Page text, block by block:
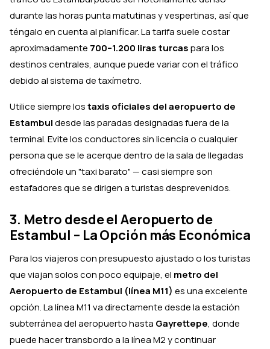
durante las horas punta matutinas y vespertinas, así que
téngalo en cuenta al planificar. La tarifa suele costar
aproximadamente 700–1.200 liras turcaspara los
destinos centrales, aunque puede variar con el tráfico
debido al sistema de taxímetro.
Utilice siempre lostaxis oficiales del aeropuerto de
Estambuldesde las paradas designadas fuera de la
terminal. Evite los conductores sin licencia o cualquier
persona que se le acerque dentro de la sala de llegadas
ofreciéndole un "taxi barato" — casi siempre son
estafadores que se dirigen a turistas desprevenidos.
3. Metro desde el Aeropuerto de
Estambul – La Opción más Económica
Para los viajeros con presupuesto ajustado o los turistas
que viajan solos con poco equipaje, el metro del
Aeropuerto de Estambul (línea M11) es una excelente
opción. La línea M11 va directamente desde la estación
subterránea del aeropuerto hasta Gayrettepe, donde
puede hacer transbordo a la línea M2 y continuar